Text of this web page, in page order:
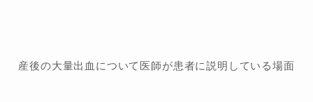
産後の大量出血について医師が患者に説明している場面